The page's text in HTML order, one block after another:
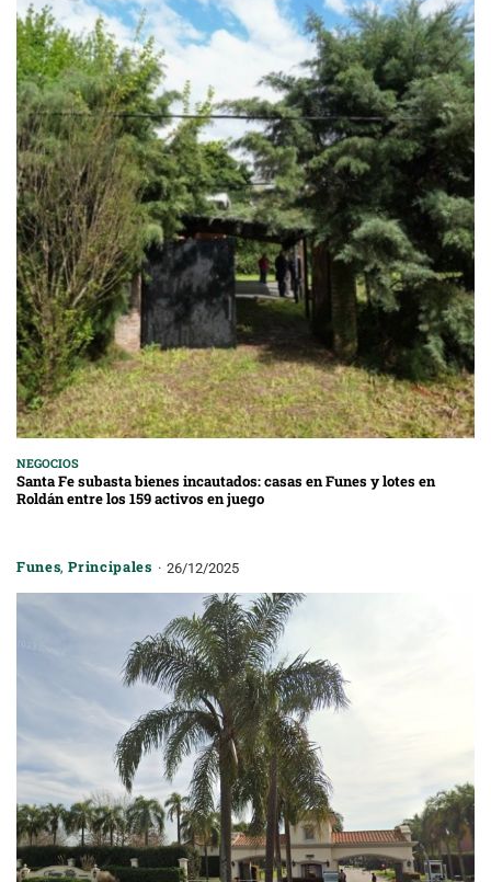
NEGOCIOS
Santa Fe subasta bienes incautados: casas en Funes y lotes en
Roldán entre los 159 activos en juego
Funes,Principales 26/12/2025